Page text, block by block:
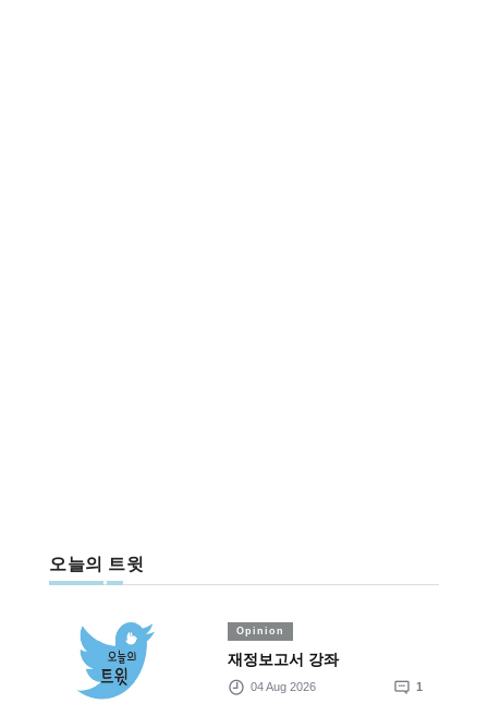
오늘의 트윗
Opinion
재정보고서 강좌
04 Aug 2026 1